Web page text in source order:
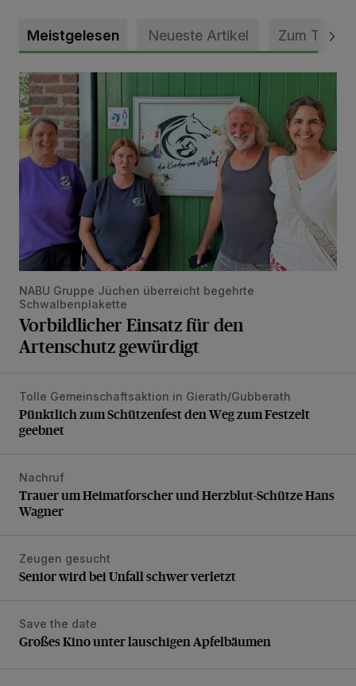
Meistgelesen Neueste Artikel Zum Thema
Vorbildlicher Einsatz für den Artenschutz gewürdigt
NABU Gruppe Jüchen überreicht begehrte
Schwalbenplakette
Vorbildlicher Einsatz für den
Artenschutz gewürdigt
Pünktlich zum Schützenfest den Weg zum Festzelt
Tolle Gemeinschaftsaktion in Gierath/Gubberath
Pünktlich zum Schützenfest den Weg zum Festzelt
geebnet
Trauer um Heimatforscher und Herzblut-Schütze Hans
Nachruf
Trauer um Heimatforscher und Herzblut-Schütze Hans
Wagner
Senior wird bei Unfall schwer verletzt
Zeugen gesucht
Senior wird bei Unfall schwer verletzt
Großes Kino unter lauschigen Apfelbäumen
Save the date
Großes Kino unter lauschigen Apfelbäumen